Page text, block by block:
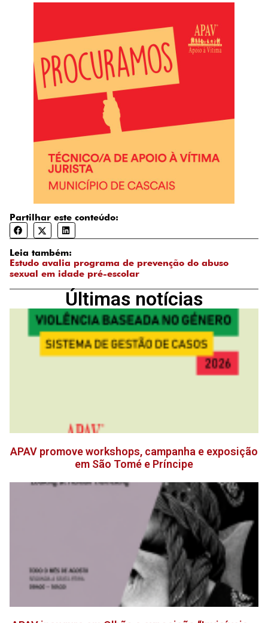
Partilhar este conteúdo:
Leia também:
Estudo avalia programa de prevenção do abuso
sexual em idade pré-escolar
Últimas notícias
APAV promove workshops, campanha e exposição
em São Tomé e Príncipe